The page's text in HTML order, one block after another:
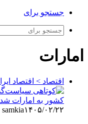
جستجو برای
امارات
اقتصاد > اقتصاد
samkia۱۴۰۵/۰۲/۲۲